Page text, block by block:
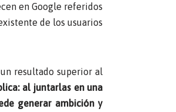
en Google referidos
de los usuarios
resultado superior al
al juntarlas en una
generar ambición y